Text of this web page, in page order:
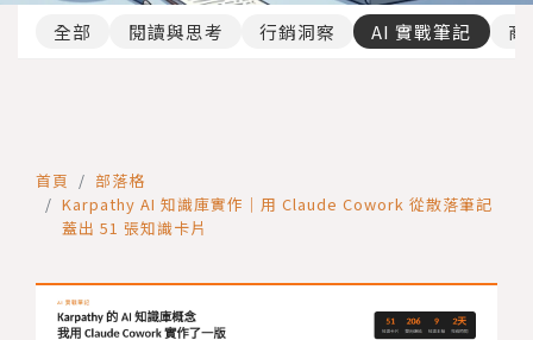
全部 閱讀與思考 行銷洞察 AI 實戰筆記 商
首頁
部落格
Karpathy AI 知識庫實作｜用 Claude Cowork 從散落筆記
蓋出 51 張知識卡片